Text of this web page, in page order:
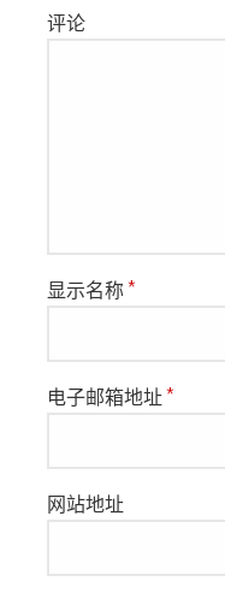
评论
显示名称*
电子邮箱地址*
网站地址